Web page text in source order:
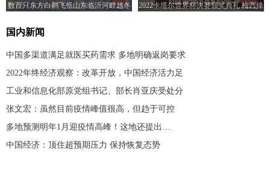
数百只东方白鹳飞抵山东临沂河畔越冬
2022卡塔尔世界杯决赛颁奖典礼 梅西捧
国内新闻
中国多渠道满足就医买药需求 多地明确返岗要求
2022年终经济观察：改革开放，中国经济活力足
工业和信息化部原党组书记、部长肖亚庆受处分
张文宏：虽然目前疫情峰值很高，但趋于可控
多地预测明年1月迎疫情高峰！这地还提出…
中国经济：顶住超预期压力 保持恢复态势